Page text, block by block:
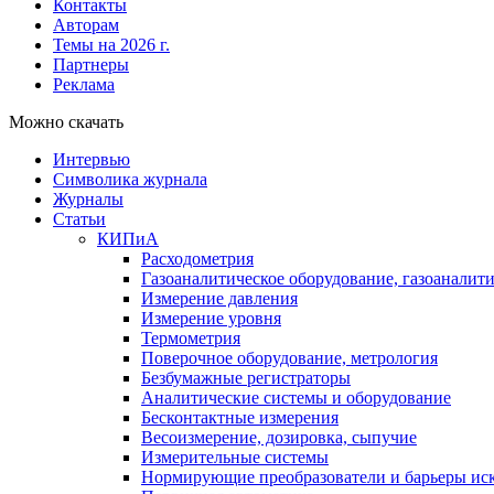
Контакты
Авторам
Темы на 2026 г.
Партнеры
Реклама
Можно скачать
Интервью
Символика журнала
Журналы
Статьи
КИПиА
Расходометрия
Газоаналитическое оборудование,
Измерение давления
Измерение уровня
Термометрия
Поверочное оборудование, метрология
Безбумажные регистраторы
Аналитические системы и оборудование
Бесконтактные измерения
Весоизмерение, дозировка, сыпучие
Измерительные системы
Нормирующие преобразователи и барьеры